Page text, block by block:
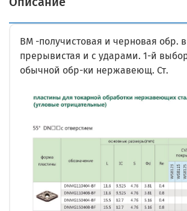
BM -получистовая и черновая обр. в
прерывистая и с ударами. 1-й
обычной обр-ки нержавеющ. Ст.